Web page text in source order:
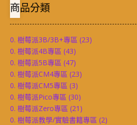
商品分類
0. 樹莓派3B/3B+專區 (23)
0. 樹莓派4B專區 (43)
0. 樹莓派5B專區 (47)
0. 樹莓派CM4專區 (23)
0. 樹莓派CM5專區 (3)
0. 樹莓派Pico專區 (30)
0. 樹莓派Zero專區 (21)
0. 樹莓派教學/實驗書籍專區 (2)